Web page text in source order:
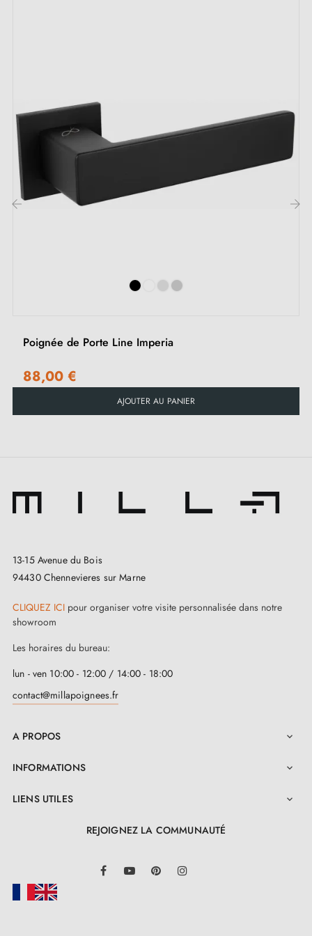
Poignée de Porte Line Imperia
88,00 €
AJOUTER AU PANIER
13-15 Avenue du Bois
94430 Chennevieres sur Marne
CLIQUEZ ICI pour organiser votre visite personnalisée dans notre
showroom
Les horaires du bureau:
lun - ven 10:00 - 12:00 / 14:00 - 18:00
contact@millapoignees.fr
A PROPOS 
INFORMATIONS 
LIENS UTILES 
REJOIGNEZ LA COMMUNAUTÉ
FacebookYouTube Pinterest